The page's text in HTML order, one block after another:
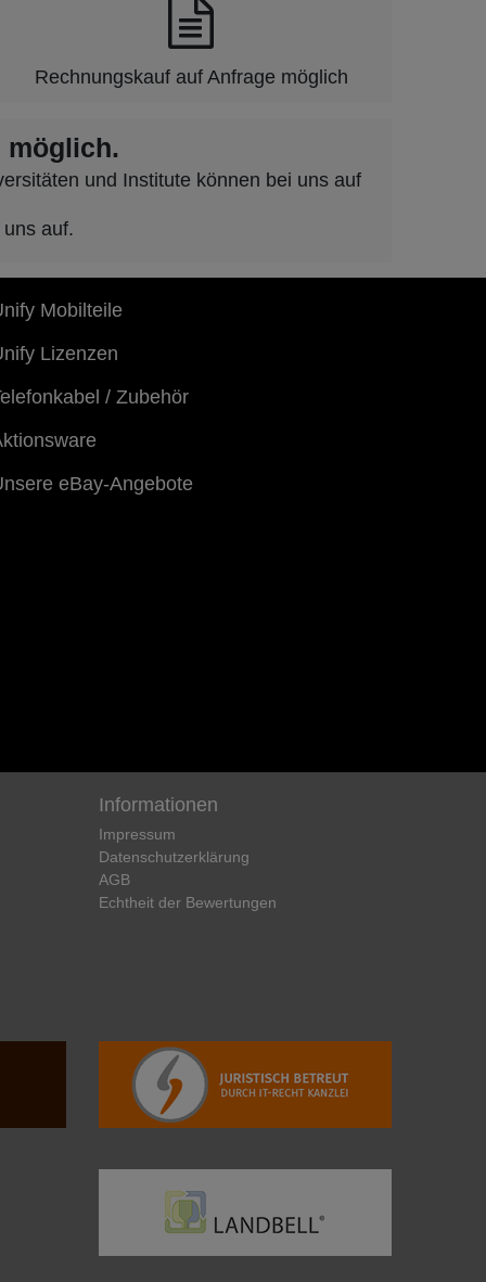
Rechnungskauf auf Anfrage möglich
möglich.
und Institute können bei uns auf
auf.
Mobilteile
Lizenzen
/ Zubehör
eBay-Angebote
Informationen
Impressum
Daten­schutz­erklärung
AGB
Echtheit der Bewertungen